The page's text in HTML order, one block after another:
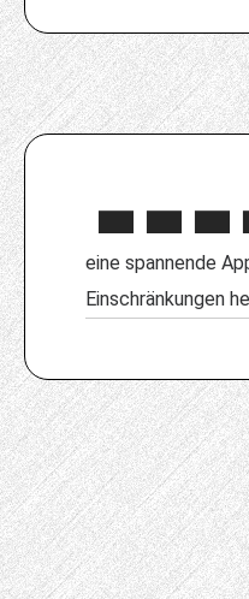
eine spannende
Einschränkungen